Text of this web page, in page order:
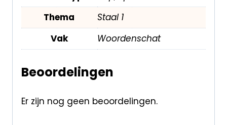
Thema
Staal 1
Vak
Woordenschat
Beoordelingen
Er zijn nog geen beoordelingen.